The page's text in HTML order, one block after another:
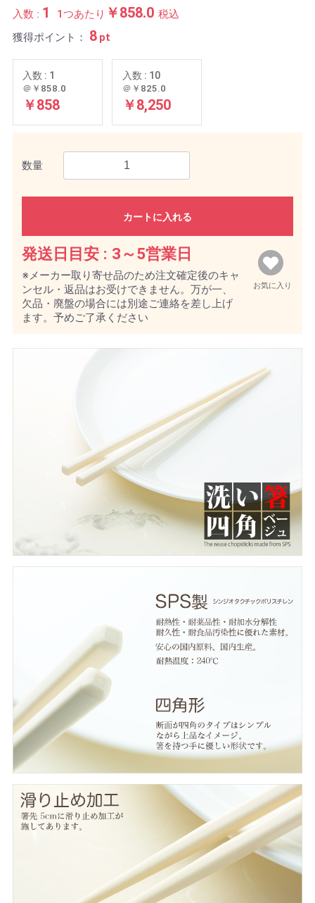
入数 : 1 1つあたり ￥858.0 税込
獲得ポイント： 8 pt
入数 : 1
＠￥858.0
￥858
入数 : 10
＠￥825.0
￥8,250
数量
カートに入れる
お気に入り
発送日目安 : 3～5営業日
※メーカー取り寄せ品のため注文確定後のキャ
ンセル・返品はお受けできません。万が一、
欠品・廃盤の場合には別途ご連絡を差し上げ
ます。予めご了承ください